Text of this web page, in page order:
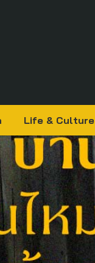
Life & Culture